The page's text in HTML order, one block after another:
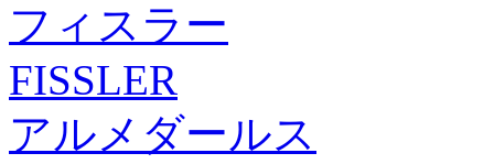
フィスラー
FISSLER
アルメダールス